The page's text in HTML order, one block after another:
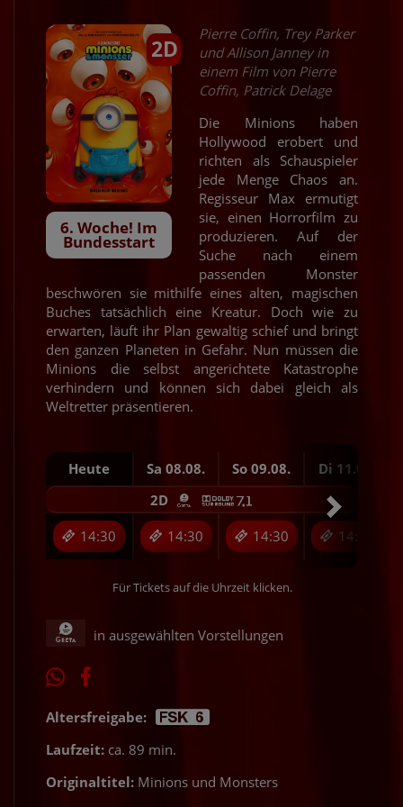
2D
6. Woche! Im
Bundesstart
Pierre Coffin, Trey Parker
und Allison Janney in
einem Film von Pierre
Coffin, Patrick Delage
Die Minions haben
Hollywood erobert und
richten als Schauspieler
jede Menge Chaos an.
Regisseur Max ermutigt
sie, einen Horrorfilm zu
produzieren. Auf der
Suche nach einem
passenden Monster
beschwören sie mithilfe eines alten, magischen
Buches tatsächlich eine Kreatur. Doch wie zu
erwarten, läuft ihr Plan gewaltig schief und bringt
den ganzen Planeten in Gefahr. Nun müssen die
Minions die selbst angerichtete Katastrophe
verhindern und können sich dabei gleich als
Weltretter präsentieren.
Heute Sa 08.08. So 09.08. Di 11.08.
14:30 14:30 14:30 14:30
2D
Für Tickets auf die Uhrzeit klicken.
in ausgewählten Vorstellungen
Altersfreigabe:
Laufzeit: ca. 89 min.
Originaltitel: Minions und Monsters